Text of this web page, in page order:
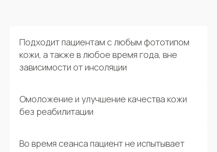
Подходит пациентам с любым фототипом
кожи, а также в любое время года, вне
зависимости от инсоляции
Омоложение и улучшение качества кожи
без реабилитации
Во время сеанса пациент не испытывает